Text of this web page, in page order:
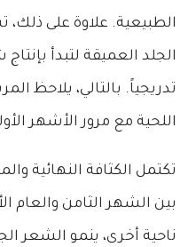
الطبيعية. علاوة على
الجلد العميقة لتبدأ
تدريجياً. بالتالي، يلاحظ
اللحية مع مرور الأشهر
تكتمل الكثافة النهائية
بين الشهر الثامن والعام
ناحية أخرى، ينمو الشعر